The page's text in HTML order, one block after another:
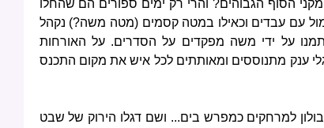
מקני הסוף הגבוהים? והרי רק ימים ספורים הם שהחלו
עם עבדים וכאילו במטה קסמים (מטה משה?) נקהל
על ידי משה מפקדים על הסדרים. על האורחות
ענק מתנוססים ומאותתים לכל איש את מקום התכנס
למרחקים כמפרש בים... ושם דגלו הירוק של שבט